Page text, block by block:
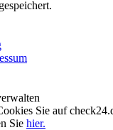
Sie auf
Sie hier.